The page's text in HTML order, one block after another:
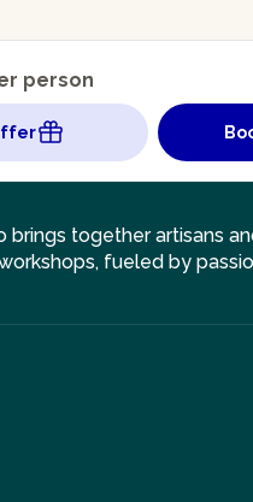
person
brings together artisans
fueled by